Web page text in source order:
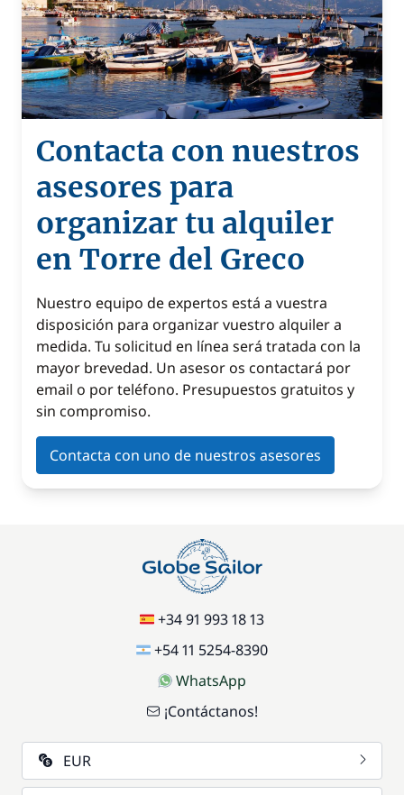
Contacta con nuestros
asesores para
organizar tu alquiler
en Torre del Greco
Nuestro equipo de expertos está a vuestra
disposición para organizar vuestro alquiler a
medida. Tu solicitud en línea será tratada con la
mayor brevedad. Un asesor os contactará por
email o por teléfono. Presupuestos gratuitos y
sin compromiso.
Contacta con uno de nuestros asesores
+34 91 993 18 13
+54 11 5254-8390
WhatsApp
¡Contáctanos!
EUR